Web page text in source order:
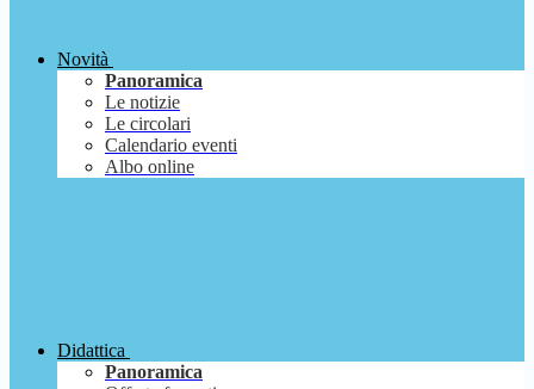
Novità
Panoramica
Le notizie
Le circolari
Calendario eventi
Albo online
Didattica
Panoramica